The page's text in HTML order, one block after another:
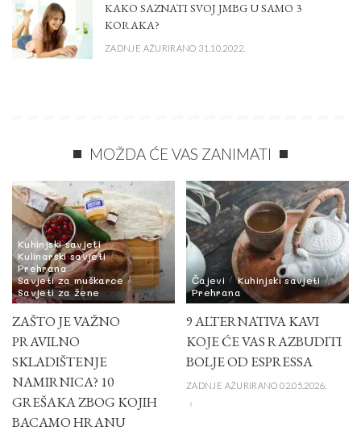
KAKO SAZNATI SVOJ JMBG U SAMO 3
KORAKA?
ZADNJE AŽURIRANO 31.10.2022.
MOŽDA ĆE VAS ZANIMATI
Kuhinjski savjeti
Kulinarski savjeti
Prehrana
Savjeti za muškarce
Savjeti za žene
ZAŠTO JE VAŽNO
PRAVILNO
SKLADIŠTENJE
NAMIRNICA? 10
GREŠAKA ZBOG KOJIH
BACAMO HRANU
Čajevi
Kuhinjski savjeti
Prehrana
9 ALTERNATIVA KAVI
KOJE ĆE VAS RAZBUDITI
BOLJE OD ESPRESSA
ZADNJE AŽURIRANO 02.05.2026.